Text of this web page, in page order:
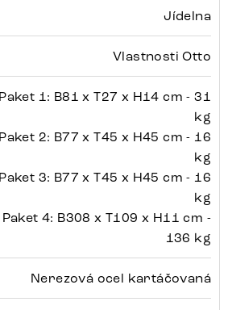
Jídelna
Vlastnosti Otto
Paket 1: B81 x T27 x H14 cm - 31
kg
Paket 2: B77 x T45 x H45 cm - 16
kg
Paket 3: B77 x T45 x H45 cm - 16
kg
Paket 4: B308 x T109 x H11 cm -
136 kg
Nerezová ocel kartáčovaná